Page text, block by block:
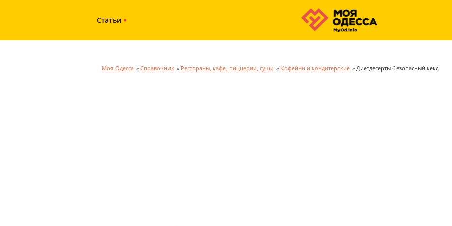
Статьи
Моя Одесса » Справочник » Рестораны, кафе, пиццерии, суши » Кофейни и кондитерские » Диетдесерты безопасный кекс